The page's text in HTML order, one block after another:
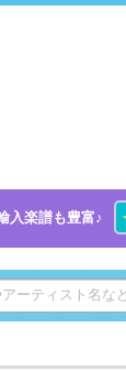
入楽譜も豊富♪